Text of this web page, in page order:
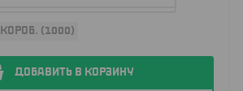
КОРОБ. (1000)
ДОБАВИТЬ В КОРЗИНУ